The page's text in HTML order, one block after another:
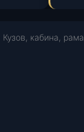
Кузов, кабина, рама